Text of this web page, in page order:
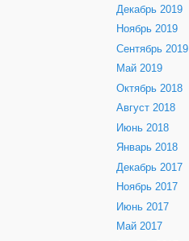
Декабрь 2019
Ноябрь 2019
Сентябрь 2019
Май 2019
Октябрь 2018
Август 2018
Июнь 2018
Январь 2018
Декабрь 2017
Ноябрь 2017
Июнь 2017
Май 2017